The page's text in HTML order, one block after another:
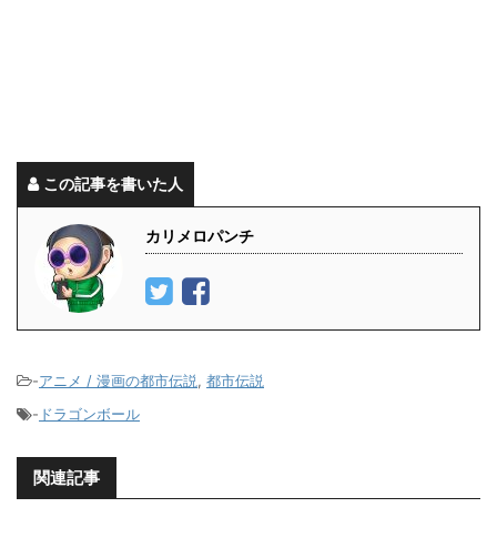
この記事を書いた人
カリメロパンチ
-アニメ / 漫画の都市伝説, 都市伝説
- ドラゴンボール
関連記事